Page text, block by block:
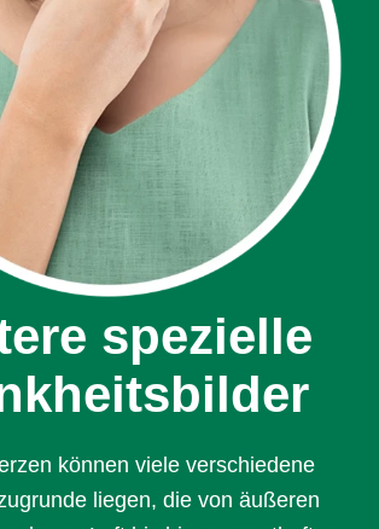
spezielle
können viele verschiedene
liegen, die von äußeren